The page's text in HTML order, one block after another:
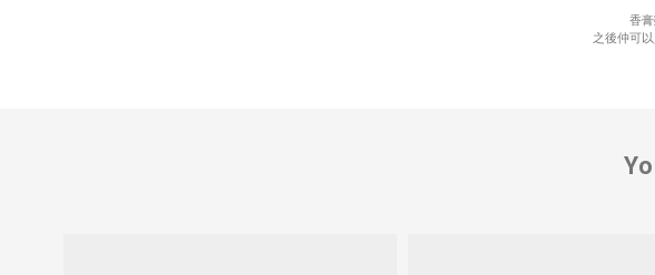
香
之後仲可